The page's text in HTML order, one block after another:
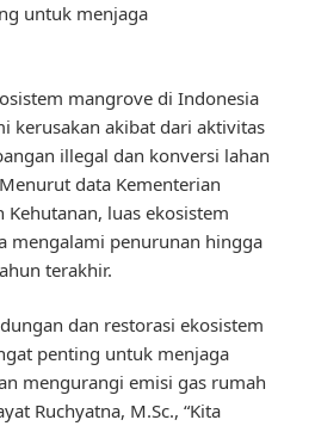
untuk menjaga
mangrove di Indonesia
kerusakan akibat dari aktivitas
illegal dan konversi lahan
data Kementerian
luas ekosistem
mengalami penurunan hingga
terakhir.
dan restorasi ekosistem
penting untuk menjaga
mengurangi emisi gas rumah
Ruchyatna, M.Sc., “Kita